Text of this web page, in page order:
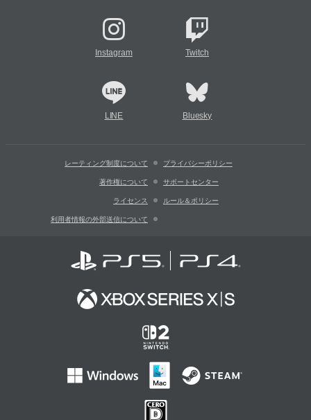
Instagram Twitch
LINE Bluesky
レーティング制度について プライバシーポリシー
著作権について サポートセンター
ライセンス ルール＆ポリシー
利用者情報の外部送信について